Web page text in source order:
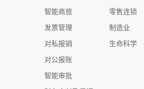
智能商旅
发票管理
对私报销
对公报账
智能审批
零售连锁
制造业
生命科学